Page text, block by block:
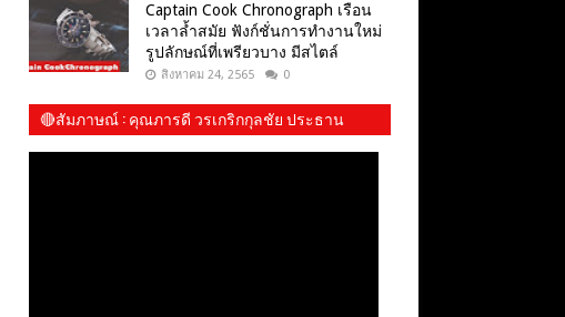
Captain Cook Chronograph เรือน
เวลาล้ำสมัย ฟังก์ชั่นการทำงานใหม่
รูปลักษณ์ที่เพรียวบาง มีสไตล์
สิงหาคม 24, 2565 0
🔴สัมภาษณ์​ : คุณภารดี วรเกริกกุลชัย ประธาน
ชมรม พสบ.ทบ. และ​ น้องปันปัน